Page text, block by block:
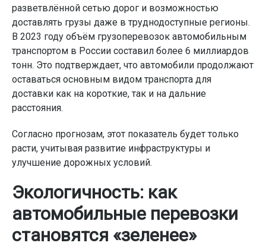
разветвлённой сетью дорог и возможностью
доставлять грузы даже в труднодоступные регионы.
В 2023 году объём грузоперевозок автомобильным
транспортом в России составил более 6 миллиардов
тонн. Это подтверждает, что автомобили продолжают
оставаться основным видом транспорта для
доставки как на короткие, так и на дальние
расстояния.
Согласно прогнозам, этот показатель будет только
расти, учитывая развитие инфраструктуры и
улучшение дорожных условий.
Экологичность: как
автомобильные перевозки
становятся «зеленее»